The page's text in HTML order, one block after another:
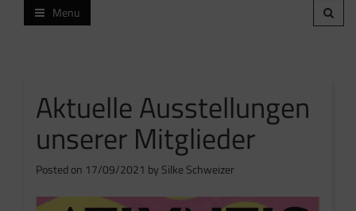
Menu
Aktuelle Ausstellungen
unserer Mitglieder
Posted on 17/09/2021 by Silke Schweizer